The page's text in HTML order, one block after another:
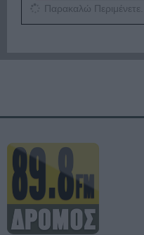
Παρακαλώ Περιμένετε...